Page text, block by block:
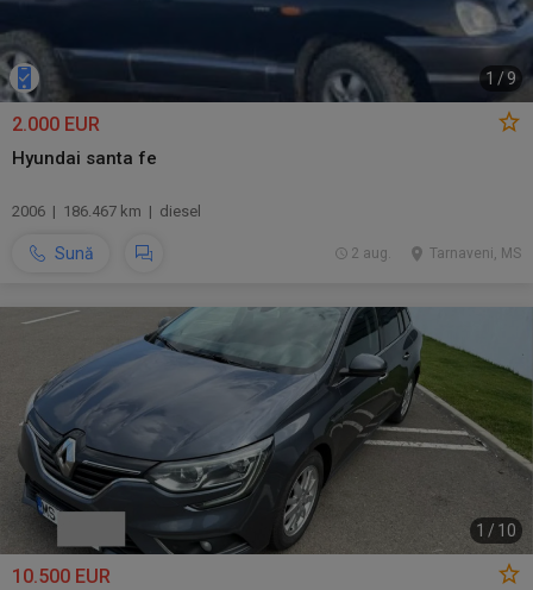
1 /9
2.000 EUR
Hyundai santa fe
2006 | 186.467 km | diesel
Sună Tarnaveni, MS
2 aug.
1 / 10
10.500 EUR